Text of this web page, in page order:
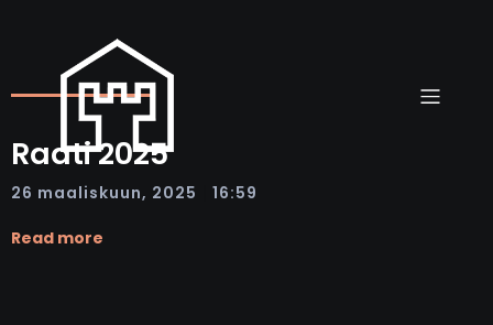
Raati 2025
26 maaliskuun, 2025 16:59
Read more